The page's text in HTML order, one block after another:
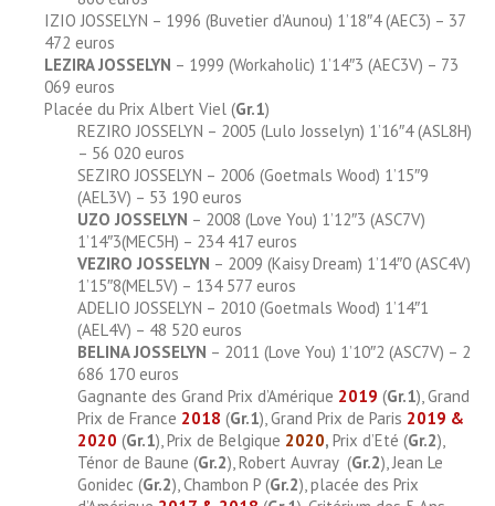
IZIO JOSSELYN – 1996 (Buvetier d’Aunou) 1’18″4 (AEC3) – 37
472 euros
LEZIRA JOSSELYN – 1999 (Workaholic) 1’14″3 (AEC3V) – 73
069 euros
Placée du Prix Albert Viel (Gr.1)
REZIRO JOSSELYN – 2005 (Lulo Josselyn) 1’16″4 (ASL8H)
– 56 020 euros
SEZIRO JOSSELYN – 2006 (Goetmals Wood) 1’15″9
(AEL3V) – 53 190 euros
UZO JOSSELYN – 2008 (Love You) 1’12″3 (ASC7V)
1’14″3(MEC5H) – 234 417 euros
VEZIRO JOSSELYN – 2009 (Kaisy Dream) 1’14″0 (ASC4V)
1’15″8(MEL5V) – 134 577 euros
ADELIO JOSSELYN – 2010 (Goetmals Wood) 1’14″1
(AEL4V) – 48 520 euros
BELINA JOSSELYN – 2011 (Love You) 1’10″2 (ASC7V) – 2
686 170 euros
Gagnante des Grand Prix d’Amérique 2019 (Gr.1), Grand
Prix de France 2018 (Gr.1), Grand Prix de Paris 2019 &
2020 (Gr.1), Prix de Belgique 2020, Prix d’Eté (Gr.2),
Ténor de Baune (Gr.2), Robert Auvray (Gr.2), Jean Le
Gonidec (Gr.2), Chambon P (Gr.2), placée des Prix